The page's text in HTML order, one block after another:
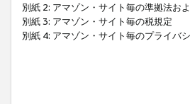
別紙 2: アマゾン・サイト毎の準拠法お
別紙 3: アマゾン・サイト毎の税規定
別紙 4: アマゾン・サイト毎のプライバ